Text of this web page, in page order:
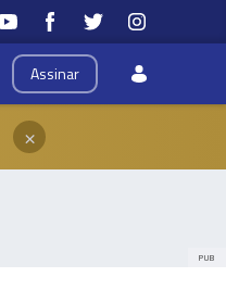
Assinar
×
PUB